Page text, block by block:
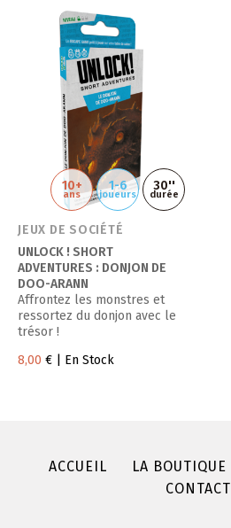
10+
ans
1-6
joueurs
30''
durée
JEUX DE SOCIÉTÉ
UNLOCK ! SHORT
ADVENTURES : DONJON DE
DOO-ARANN
Affrontez les monstres et
ressortez du donjon avec le
trésor !
8,00 € | En Stock
ACCUEIL LA BOUTIQUE
CONTACT